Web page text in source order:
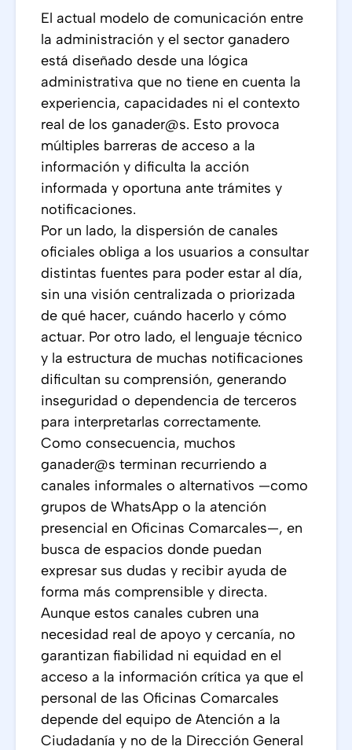
El actual modelo de comunicación entre
la administración y el sector ganadero
está diseñado desde una lógica
administrativa que no tiene en cuenta la
experiencia, capacidades ni el contexto
real de los ganader@s. Esto provoca
múltiples barreras de acceso a la
información y dificulta la acción
informada y oportuna ante trámites y
notificaciones.
Por un lado, la dispersión de canales
oficiales obliga a los usuarios a consultar
distintas fuentes para poder estar al día,
sin una visión centralizada o priorizada
de qué hacer, cuándo hacerlo y cómo
actuar. Por otro lado, el lenguaje técnico
y la estructura de muchas notificaciones
dificultan su comprensión, generando
inseguridad o dependencia de terceros
para interpretarlas correctamente.
Como consecuencia, muchos
ganader@s terminan recurriendo a
canales informales o alternativos —como
grupos de WhatsApp o la atención
presencial en Oficinas Comarcales—, en
busca de espacios donde puedan
expresar sus dudas y recibir ayuda de
forma más comprensible y directa.
Aunque estos canales cubren una
necesidad real de apoyo y cercanía, no
garantizan fiabilidad ni equidad en el
acceso a la información crítica ya que el
personal de las Oficinas Comarcales
depende del equipo de Atención a la
Ciudadanía y no de la Dirección General